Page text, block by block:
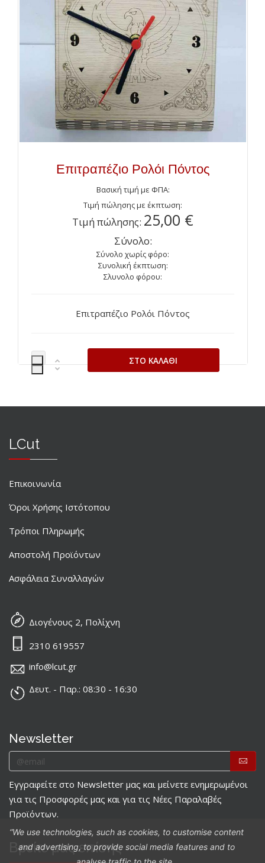
Επιτραπέζιο Ρολόι Πόντος
Βασική τιμή με ΦΠΑ:
Τιμή πώλησης με έκπτωση:
Τιμή πώλησης: 25,00 €
Σύνολο:
Σύνολο χωρίς φόρο:
Συνολική έκπτωση:
Σλυνολο φόρου:
Επιτραπέζιο Ρολόι Πόντος
LCut
Επικοινωνία
Όροι Χρήσης Ιστότοπου
Τρόποι Πληρωμής
Αποστολή Προϊόντων
Ασφάλεια Συναλλαγών
Διογένους 2, Πολίχνη
2310 619557
info@lcut.gr
Δευτ. - Παρ.: 08:30 - 16:30
Newsletter
Εγγραφείτε στο Newsletter μας και μείνετε ενημερωμένοι
για τις Προσφορές μας και για τις Νέες Παραλαβές
Προϊόντων.
Βρείτε μας επίσης
“We use technologies, such as cookies, to customise content
and advertising, to provide social media features and to